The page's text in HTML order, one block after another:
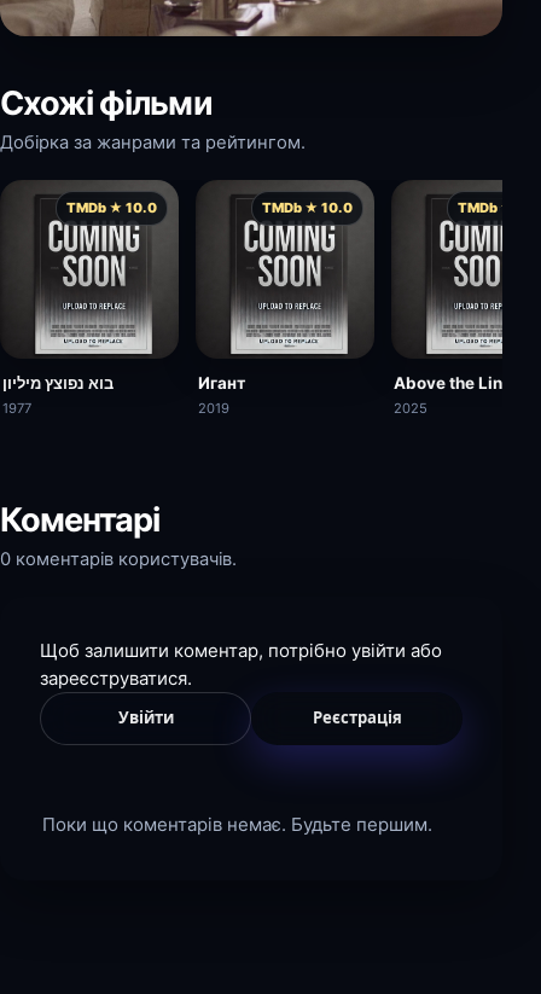
Схожі фільми
Добірка за жанрами та рейтингом.
TMDb ★ 10.0
בוא נפוצץ מיליון
1977
TMDb ★ 10.0
Игант
2019
TMDb ★
Above the Line
2025
Коментарі
0 коментарів користувачів.
Щоб залишити коментар, потрібно увійти або
зареєструватися.
Увійти Реєстрація
Поки що коментарів немає. Будьте першим.